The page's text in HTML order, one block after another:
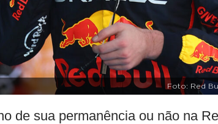
Foto: Red
de sua permanência ou não na